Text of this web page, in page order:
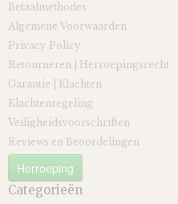
Betaalmethodes
Algemene Voorwaarden
Privacy Policy
Retourneren | Herroepingsrecht
Garantie | Klachten
Klachtenregeling
Veiligheidsvoorschriften
Reviews en Beoordelingen
Herroeping
Categorieën